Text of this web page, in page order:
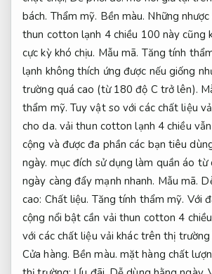
bách. Thẩm mỹ. Bền màu. Những
thun cotton lạnh 4 chiều 100 này cũng
cực kỳ khó chịu. Mẫu mã. Tăng tính
lạnh không thích ứng được nếu giống
trường quá cao (từ 180 độ C trở lên).
thẩm mỹ. Tuy vật so với các chất liệu
cho da. vải thun cotton lạnh 4 chiều
cộng và được đa phần các bạn tiêu
ngày. mục đích sử dụng làm quần áo từ
ngày càng đẩy mạnh nhanh. Mẫu mã.
cao: Chất liệu. Tăng tính thẩm mỹ. Với
cộng nổi bật cần vải thun cotton 4
với các chất liệu vải khác trên thị
Cửa hàng. Bền màu. mặt hàng chất